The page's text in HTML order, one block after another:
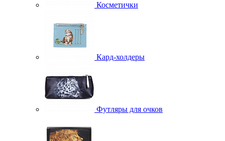
Косметички
Кард-холдеры
Футляры для очков